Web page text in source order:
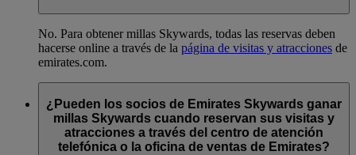
No. Para obtener millas Skywards, todas las reservas deben
hacerse online a través de la página de visitas y atracciones de
emirates.com.
¿Pueden los socios de Emirates Skywards ganar
millas Skywards cuando reservan sus visitas y
atracciones a través del centro de atención
telefónica o la oficina de ventas de Emirates?